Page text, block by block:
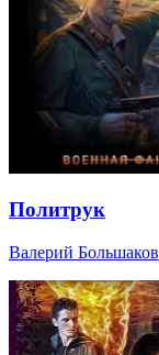
Политрук
Валерий Большаков